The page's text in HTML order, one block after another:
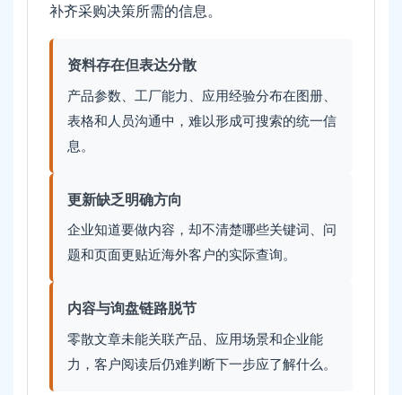
补齐采购决策所需的信息。
资料存在但表达分散
产品参数、工厂能力、应用经验分布在图册、
表格和人员沟通中，难以形成可搜索的统一信
息。
更新缺乏明确方向
企业知道要做内容，却不清楚哪些关键词、问
题和页面更贴近海外客户的实际查询。
内容与询盘链路脱节
零散文章未能关联产品、应用场景和企业能
力，客户阅读后仍难判断下一步应了解什么。